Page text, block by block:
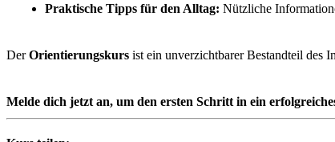
Praktische Tipps für den Alltag: Nützliche
DerOrientierungskurs ist ein unverzichtbarer Bestandteil des
Melde dich jetzt an, um den ersten Schritt in ein